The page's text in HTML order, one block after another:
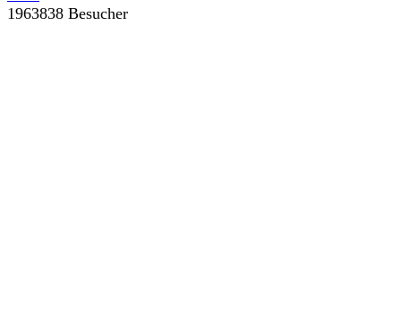
1963838 Besucher